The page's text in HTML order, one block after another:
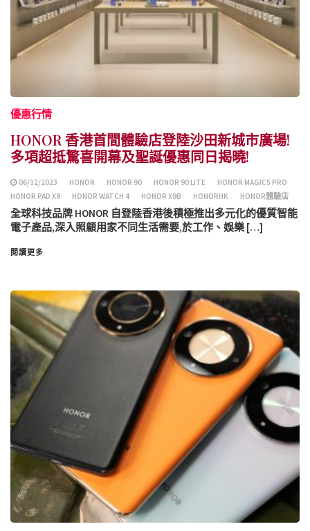
優惠行情
HONOR 香港首間體驗店登陸沙田新城市廣場!
多項超抵驚喜開幕及聖誕優惠同日揭曉!
06/12/2023 HONOR HONOR 90 HONOR 90 LITE
HONOR MAGIC5 PRO
HONOR PAD X9
HONOR WATCH 4 HONOR X9B HONORHK HONOR體驗店
全球科技品牌 HONOR 自登陸香港後積極推出多元化的優質智能
電子產品,深入照顧用家不同生活需要,於工作、娛樂 […]
閱讀更多